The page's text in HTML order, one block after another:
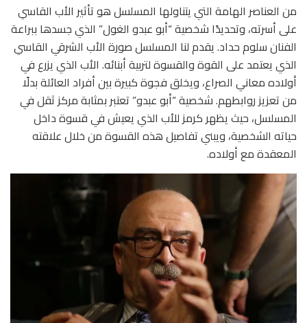
من العناصر الهامة التي يتناولها المسلسل هو تأثير الأب القاسي
على أسرته، وتحديدًا شخصية “أبو عبدو الغول” الذي جسدها ببراعة
الفنان سلوم حداد. يقدم لنا المسلسل صورة الأب الشرقي القاسي
الذي يعتمد على القوة والقسوة لتربية أبنائه. الأب الذي يزرع في
أولاده معاني الصراع، ويخلق فجوة كبيرة بين أفراد العائلة بدلًا
من تعزيز روابطهم. شخصية “أبو عبدو” تعتبر بمثابة مركز ثقل في
المسلسل، حيث يظهر كرمز للأب الذي يعيش في قسوة داخل
حياته الشخصية، ويبني تفاصيل هذه القسوة من خلال علاقته
المعقدة مع أولاده.